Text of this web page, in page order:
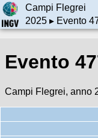
Campi Flegrei
2025▸ Evento
Evento
Campi Flegrei, anno